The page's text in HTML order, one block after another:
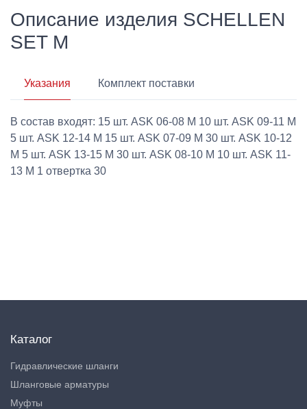
Описание изделия SCHELLEN
SET M
Указания Комплект поставки
В состав входят: 15 шт. ASK 06-08 M 10 шт. ASK 09-11 M
5 шт. ASK 12-14 M 15 шт. ASK 07-09 M 30 шт. ASK 10-12
M 5 шт. ASK 13-15 M 30 шт. ASK 08-10 M 10 шт. ASK 11-
13 M 1 отвертка 30
Каталог
Гидравлические шланги
Шланговые арматуры
Муфты